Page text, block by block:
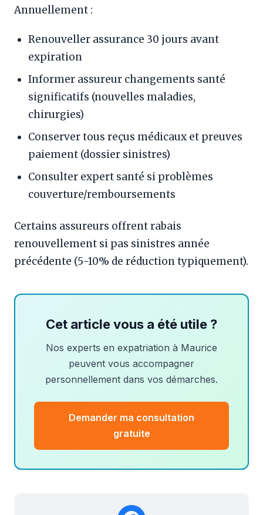
Annuellement :
Renouveller assurance 30 jours avant
expiration
Informer assureur changements santé
significatifs (nouvelles maladies,
chirurgies)
Conserver tous reçus médicaux et preuves
paiement (dossier sinistres)
Consulter expert santé si problèmes
couverture/remboursements
Certains assureurs offrent rabais
renouvellement si pas sinistres année
précédente (5-10% de réduction typiquement).
Cet article vous a été utile ?
Nos experts en expatriation à Maurice
peuvent vous accompagner
personnellement dans vos démarches.
Demander ma consultation
gratuite